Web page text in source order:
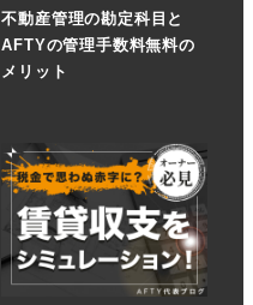
不動産管理の勘定科目と
AFTYの管理手数料無料の
メリット